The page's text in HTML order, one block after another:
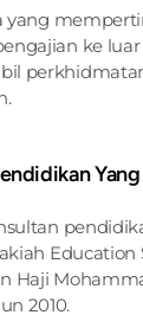
yang
ke luar
Education
Haji
2010.